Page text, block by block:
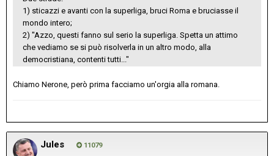
1) sticazzi e avanti con la superliga, bruci Roma e bruciasse il
mondo intero;
2) "Azzo, questi fanno sul serio la superliga. Spetta un attimo
che vediamo se si può risolverla in un altro modo, alla
democristiana, contenti tutti..."
Chiamo Nerone, però prima facciamo un'orgia alla romana.
Jules 11079